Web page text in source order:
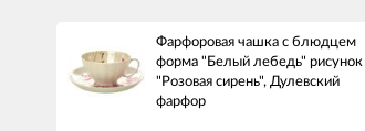
Фарфоровая чашка с блюдцем
форма "Белый лебедь" рисунок
"Розовая сирень", Дулевский
фарфор